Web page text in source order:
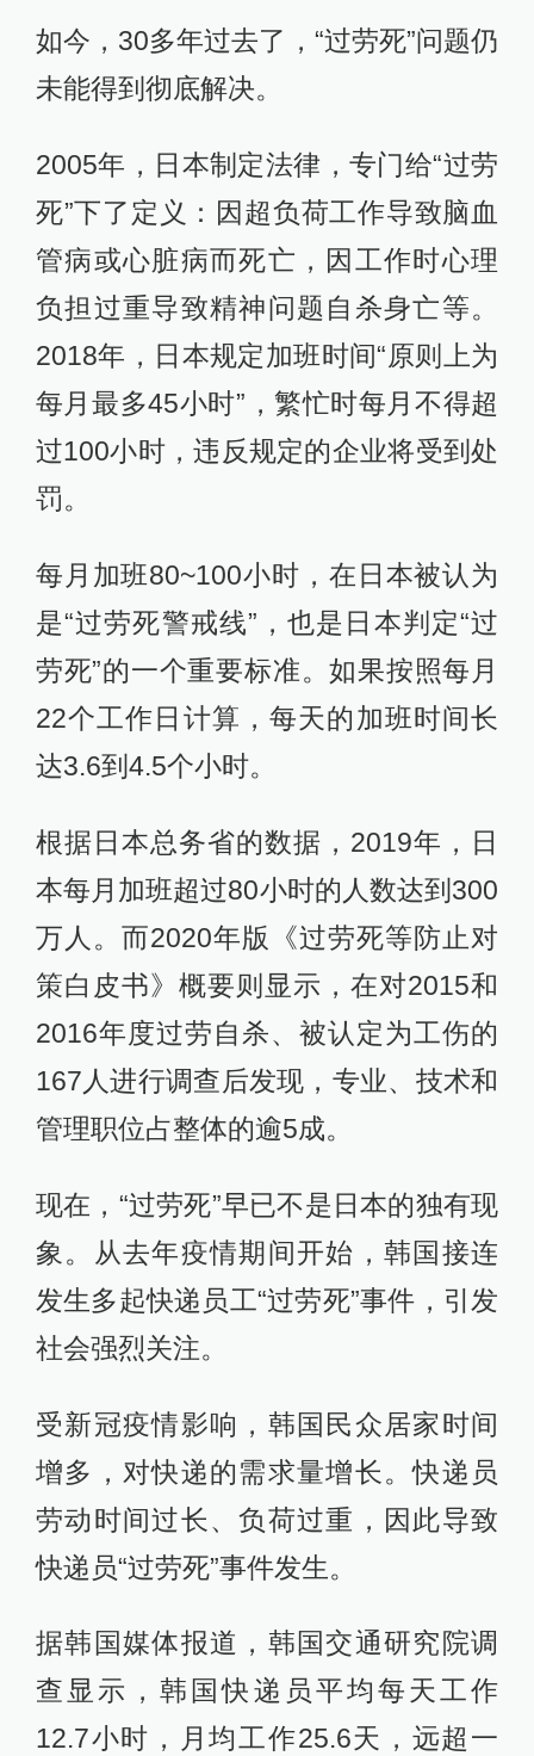
如今，30多年过去了，“过劳死”问题仍
未能得到彻底解决。
2005年，日本制定法律，专门给“过劳
死”下了定义：因超负荷工作导致脑血
管病或心脏病而死亡，因工作时心理
负担过重导致精神问题自杀身亡等。
2018年，日本规定加班时间“原则上为
每月最多45小时”，繁忙时每月不得超
过100小时，违反规定的企业将受到处
罚。
每月加班80~100小时，在日本被认为
是“过劳死警戒线”，也是日本判定“过
劳死”的一个重要标准。如果按照每月
22个工作日计算，每天的加班时间长
达3.6到4.5个小时。
根据日本总务省的数据，2019年，日
本每月加班超过80小时的人数达到300
万人。而2020年版《过劳死等防止对
策白皮书》概要则显示，在对2015和
2016年度过劳自杀、被认定为工伤的
167人进行调查后发现，专业、技术和
管理职位占整体的逾5成。
现在，“过劳死”早已不是日本的独有现
象。从去年疫情期间开始，韩国接连
发生多起快递员工“过劳死”事件，引发
社会强烈关注。
受新冠疫情影响，韩国民众居家时间
增多，对快递的需求量增长。快递员
劳动时间过长、负荷过重，因此导致
快递员“过劳死”事件发生。
据韩国媒体报道，韩国交通研究院调
查显示，韩国快递员平均每天工作
12.7小时，月均工作25.6天，远超一